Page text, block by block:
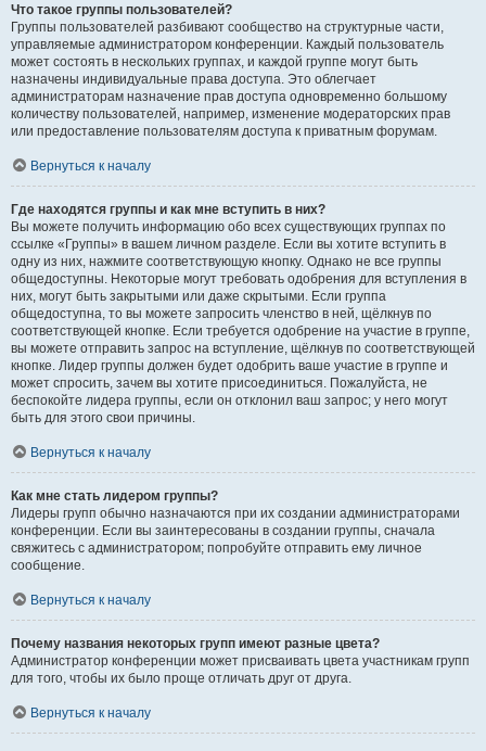
Что такое группы пользователей?
Группы пользователей разбивают сообщество на структурные части,
управляемые администратором конференции. Каждый пользователь
может состоять в нескольких группах, и каждой группе могут быть
назначены индивидуальные права доступа. Это облегчает
администраторам назначение прав доступа одновременно большому
количеству пользователей, например, изменение модераторских прав
или предоставление пользователям доступа к приватным форумам.
Вернуться к началу
Где находятся группы и как мне вступить в них?
Вы можете получить информацию обо всех существующих группах по
ссылке «Группы» в вашем личном разделе. Если вы хотите вступить в
одну из них, нажмите соответствующую кнопку. Однако не все группы
общедоступны. Некоторые могут требовать одобрения для вступления в
них, могут быть закрытыми или даже скрытыми. Если группа
общедоступна, то вы можете запросить членство в ней, щёлкнув по
соответствующей кнопке. Если требуется одобрение на участие в группе,
вы можете отправить запрос на вступление, щёлкнув по соответствующей
кнопке. Лидер группы должен будет одобрить ваше участие в группе и
может спросить, зачем вы хотите присоединиться. Пожалуйста, не
беспокойте лидера группы, если он отклонил ваш запрос; у него могут
быть для этого свои причины.
Вернуться к началу
Как мне стать лидером группы?
Лидеры групп обычно назначаются при их создании администраторами
конференции. Если вы заинтересованы в создании группы, сначала
свяжитесь с администратором; попробуйте отправить ему личное
сообщение.
Вернуться к началу
Почему названия некоторых групп имеют разные цвета?
Администратор конференции может присваивать цвета участникам групп
для того, чтобы их было проще отличать друг от друга.
Вернуться к началу